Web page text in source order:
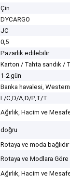
Çin
DYCARGO
JC
0,5
Pazarlık edilebilir
Karton / Tahta sandık /
1-2 gün
Banka havalesi,
L/C,D/A,D/P,T/T
Ağırlık, Hacim ve
doğru
Rotaya ve moda bağlıdır
Rotaya ve Modlara
Ağırlık, Hacim ve